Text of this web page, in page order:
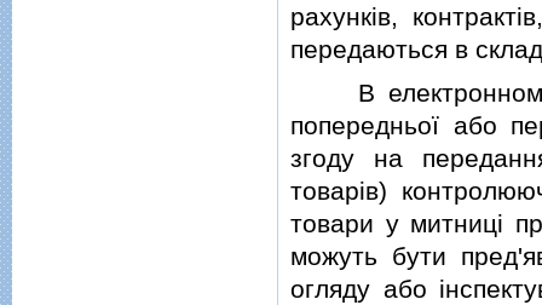
рахункiв,
передаються в
В електронному
попередньої або
згоду на
товарiв)
товари у митницi
можуть бути
огляду або